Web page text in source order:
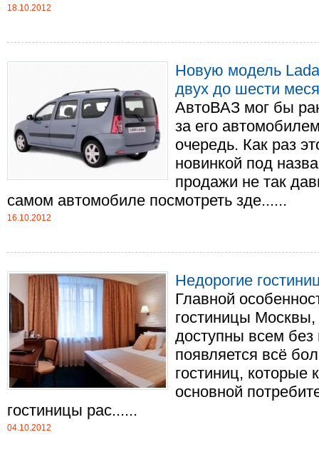
18.10.2012
Новую модель
двух до шести
АвтоВАЗ мог бы
за его
очередь. Как раз
новинкой под
продажи не так
самом автомобиле посмотреть зде......
16.10.2012
Недорогие
Главной
гостиницы
доступны всем
появляется всё
гостиниц, которые
основной
гостиницы рас......
04.10.2012